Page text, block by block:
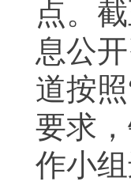
点。
息公
道按
要求
作小